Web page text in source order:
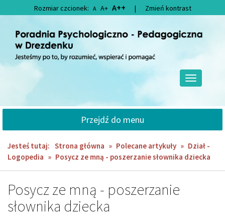
do
do
Rozmiar czcionek: A A+ A++ | Zmień kontrast
Przełącz
nawigację
Przejdź do menu
Jesteś tutaj: Strona główna » Polecane artykuły » Dział -
Logopedia » Posycz ze mną - poszerzanie słownika dziecka
Posycz ze mną - poszerzanie
słownika dziecka